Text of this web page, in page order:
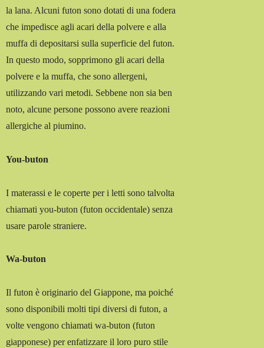
la lana. Alcuni futon sono dotati di una fodera
che impedisce agli acari della polvere e alla
muffa di depositarsi sulla superficie del futon.
In questo modo, sopprimono gli acari della
polvere e la muffa, che sono allergeni,
utilizzando vari metodi. Sebbene non sia ben
noto, alcune persone possono avere reazioni
allergiche al piumino.
You-buton
I materassi e le coperte per i letti sono talvolta
chiamati you-buton (futon occidentale) senza
usare parole straniere.
Wa-buton
Il futon è originario del Giappone, ma poiché
sono disponibili molti tipi diversi di futon, a
volte vengono chiamati wa-buton (futon
giapponese) per enfatizzare il loro puro stile